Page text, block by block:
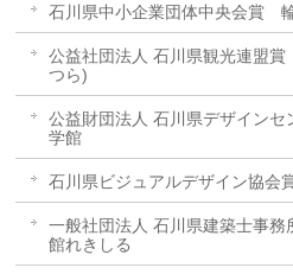
石川県中小企業団体中央会賞
公益社団法人 石川県観光連盟
つら)
公益財団法人 石川県デザイン
学館
石川県ビジュアルデザイン協
一般社団法人 石川県建築士事
館れきしる